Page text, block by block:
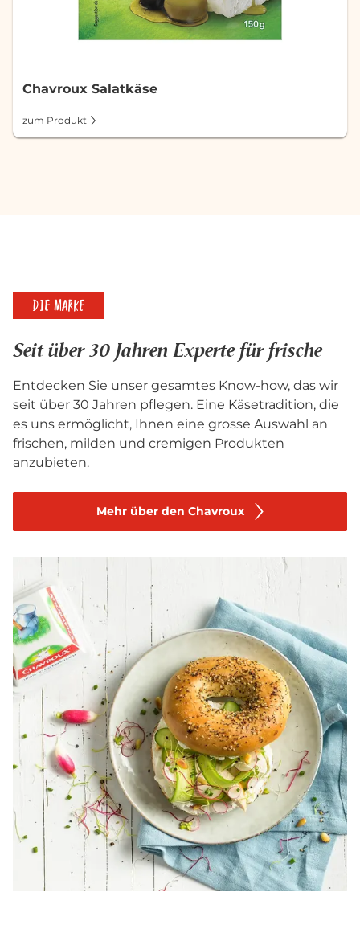
Chavroux Salatkäse
zum Produkt
DIE MARKE
Seit über 30 Jahren Experte für frische
Entdecken Sie unser gesamtes Know-how, das wir
seit über 30 Jahren pflegen. Eine Käsetradition, die
es uns ermöglicht, Ihnen eine grosse Auswahl an
frischen, milden und cremigen Produkten
anzubieten.
Mehr über den Chavroux